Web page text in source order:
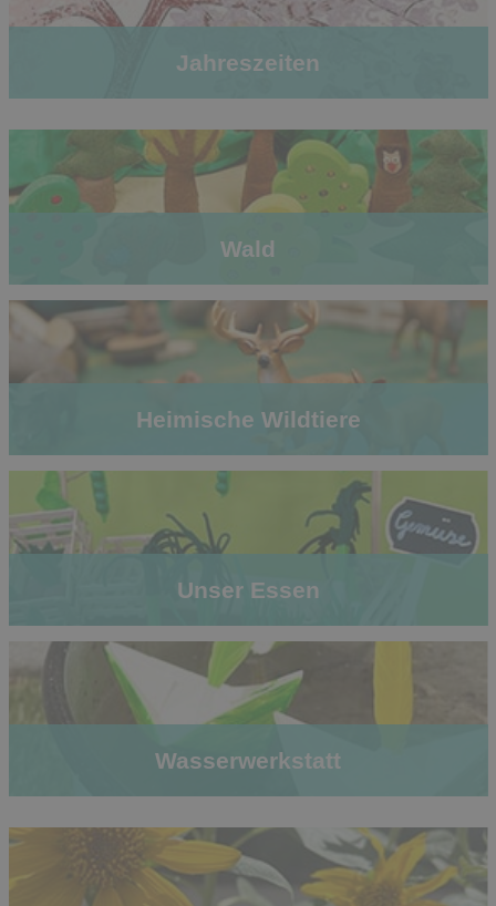
Jahreszeiten
Wald
Heimische Wildtiere
Unser Essen
Wasserwerkstatt